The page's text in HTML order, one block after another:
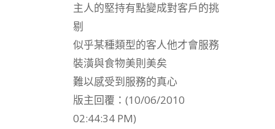
主人的堅持有點變成對客戶的挑
剔
似乎某種類型的客人他才會服務
裝潢與食物美則美矣
難以感受到服務的真心
版主回覆：(10/06/2010
02:44:34 PM)